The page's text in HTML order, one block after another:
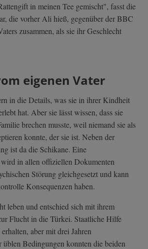
in meinen Tee gemischt", fasst die
die vorher Ali hieß, gegenüber der BBC
zusammen, als sie ihr Geschlecht
eigenen Vater
in die Details, was sie in ihrer Kindheit
hat. Aber sie lässt wissen, dass sie
brechen musste, weil niemand sie als
konnte, der sie ist. Neben der
ist da die Schikane. Eine
in allen offiziellen Dokumenten
Störung gleichgesetzt und kann
Konsequenzen haben.
leben und entschied sich mit ihrem
Flucht in die Türkei. Staatliche Hilfe
aber mit drei Jahren
üblen Bedingungen konnten die beiden